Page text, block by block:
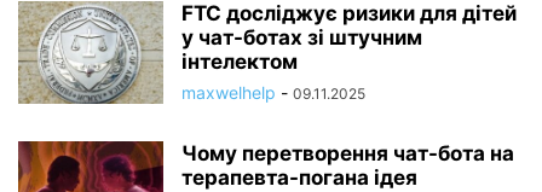
FTC досліджує ризики для дітей
у чат-ботах зі штучним
інтелектом
maxwelhelp - 09.11.2025
Чому перетворення чат-бота на
терапевта-погана ідея